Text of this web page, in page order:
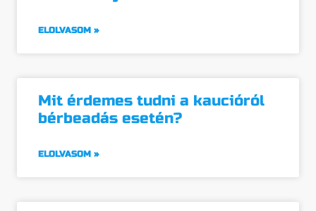
ELOLVASOM »
Mit érdemes tudni a kaucióról
bérbeadás esetén?
ELOLVASOM »